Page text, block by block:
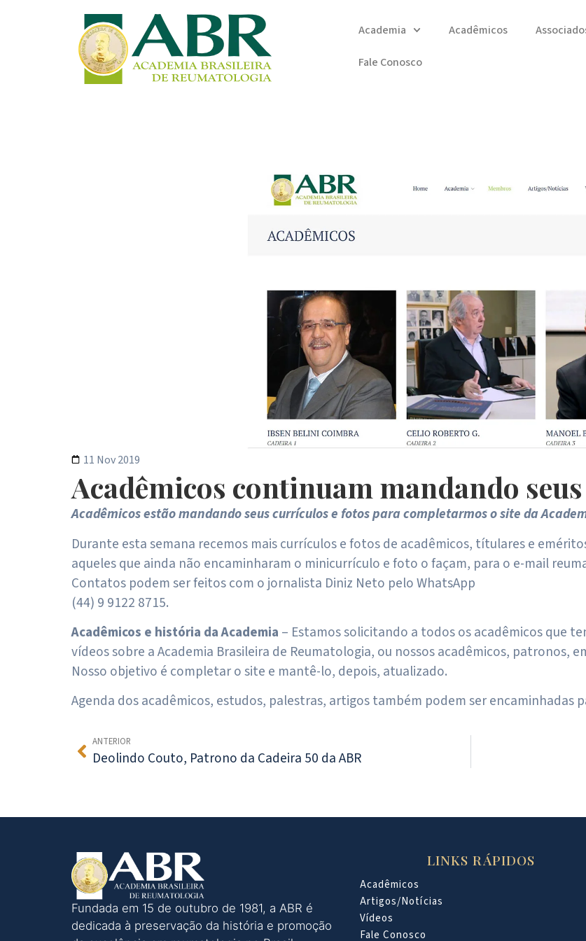
Academia Acadêmicos
Fale Conosco
11 Nov 2019
Acadêmicos continuam mandando
Acadêmicos estão mandando seus currículos e fotos para completarmos o site da
Durante esta semana recemos mais currículos e fotos de acadêmicos, títulares e
aqueles que ainda não encaminharam o minicurrículo e foto o façam, para o e-mail
Contatos podem ser feitos com o jornalista Diniz Neto pelo WhatsApp
(44) 9 9122 8715.
Acadêmicos e história da Academia – Estamos solicitando a todos os acadêmicos que
vídeos sobre a Academia Brasileira de Reumatologia, ou nossos acadêmicos, patronos,
Nosso objetivo é completar o site e mantê-lo, depois, atualizado.
Agenda dos acadêmicos, estudos, palestras, artigos também podem ser encaminhadas
ANTERIOR
Deolindo Couto, Patrono da Cadeira 50 da ABR
Fundada em 15 de outubro de 1981, a ABR é
dedicada à preservação da história e promoção
LINKS RÁPIDOS
Acadêmicos
Artigos/Notícias
Vídeos
Fale Conosco